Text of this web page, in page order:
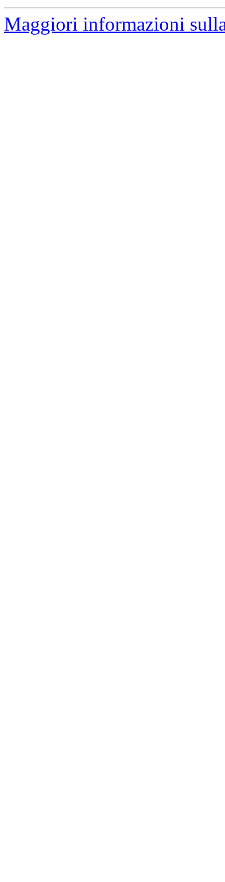
Maggiori informazioni